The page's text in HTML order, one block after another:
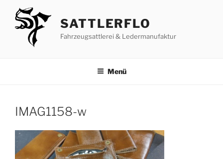
Inhalt
springen
SATTLERFLO
Fahrzeugsattlerei & Ledermanufaktur
Menü
IMAG1158-w